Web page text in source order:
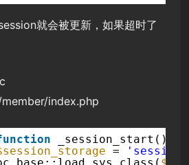
就会被更新，如果超时了
index.php
_session_start() {
=